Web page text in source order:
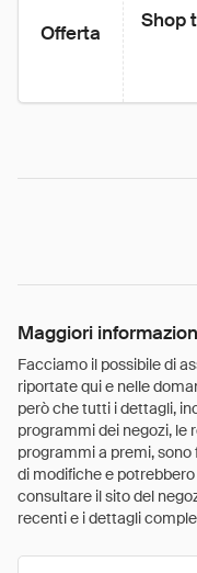
Offerta
Shop
Maggiori
Facciamo il possibile di
riportate qui e nelle
però che tutti i dettagli,
programmi dei negozi, le
programmi a premi,
di modifiche e
consultare il sito del
recenti e i dettagli